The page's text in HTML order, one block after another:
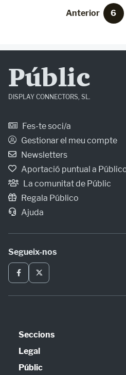
Anterior 6
Públic
DISPLAY CONNECTORS, SL.
Fes-te soci/a
Gestionar el meu compte
Newsletters
Aportació puntual a
La comunitat de Públic
Regala Público
Ajuda
Segueix-nos
Seccions
Política
Opinió
Legal
Avís legal
Públic